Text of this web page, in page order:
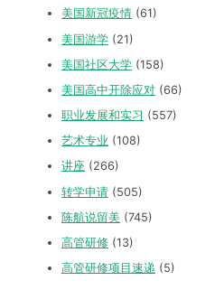
美国新冠疫情 (61)
美国游学 (21)
美国社区大学 (158)
美国高中开除应对 (66)
职业发展和实习 (557)
艺术专业 (108)
讲座 (266)
转学申请 (505)
陈航说留美 (745)
高管研修 (13)
高管研修项目速递 (5)